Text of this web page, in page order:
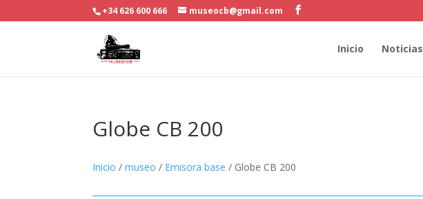
+34 626 600 666 museocb@gmail.com
Inicio Noticias
Globe CB 200
Inicio /museo / Emisora base / Globe CB 200